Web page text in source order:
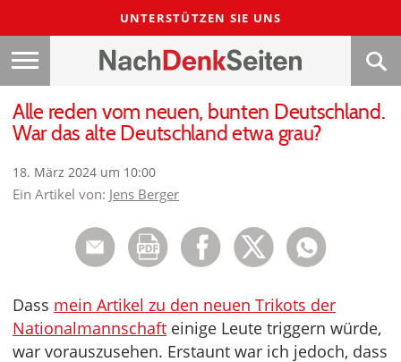
UNTERSTÜTZEN SIE UNS
Alle reden vom neuen, bunten Deutschland.
War das alte Deutschland etwa grau?
18. März 2024 um 10:00
Ein Artikel von: Jens Berger
Dass mein Artikel zu den neuen Trikots der
Nationalmannschaft einige Leute triggern würde,
war vorauszusehen. Erstaunt war ich jedoch, dass